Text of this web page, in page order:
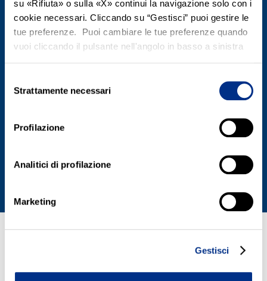
su «Rifiuta» o sulla «X» continui la navigazione solo con i
cookie necessari. Cliccando su “Gestisci” puoi gestire le
tue preferenze. Puoi cambiare le tue preferenze quando
vuoi cliccando il pulsante nell'angolo in basso a sinistra
delStrattamente necessari
Profilazione
Analitici di profilazione
Marketing
Gestisci
40 anni di innov